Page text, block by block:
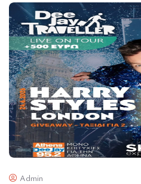
Admin